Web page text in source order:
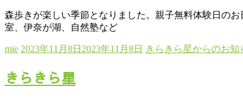
森歩きが楽しい季節となりました。親子無料体験日の
室、伊奈が湖、自然塾など
mie 2023年11月8日 2023年11月8日 きらきら星からのお知
きらきら星